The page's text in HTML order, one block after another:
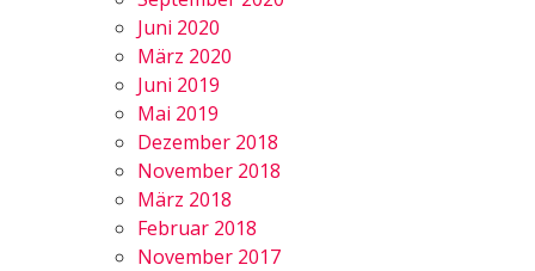
Juni 2020
März 2020
Juni 2019
Mai 2019
Dezember 2018
November 2018
März 2018
Februar 2018
November 2017